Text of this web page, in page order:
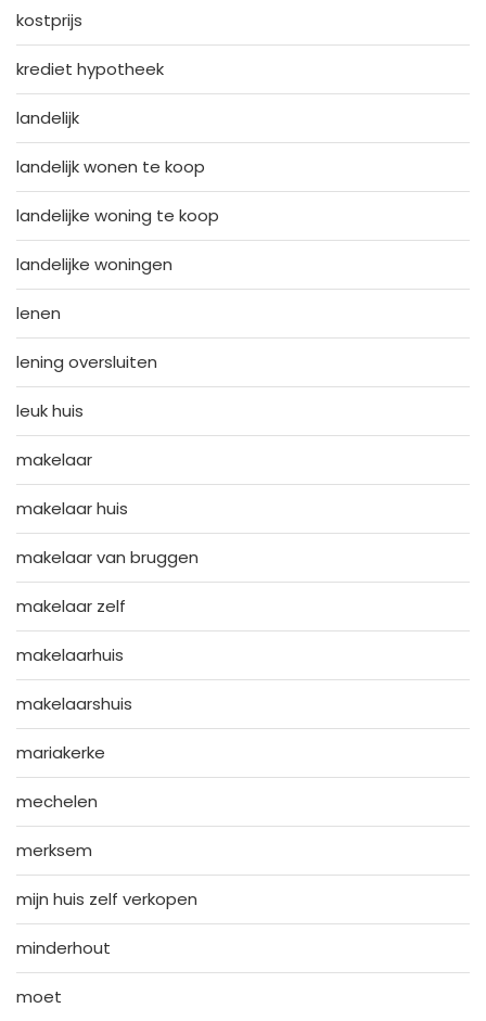
kostprijs
krediet hypotheek
landelijk
landelijk wonen te koop
landelijke woning te koop
landelijke woningen
lenen
lening oversluiten
leuk huis
makelaar
makelaar huis
makelaar van bruggen
makelaar zelf
makelaarhuis
makelaarshuis
mariakerke
mechelen
merksem
mijn huis zelf verkopen
minderhout
moet